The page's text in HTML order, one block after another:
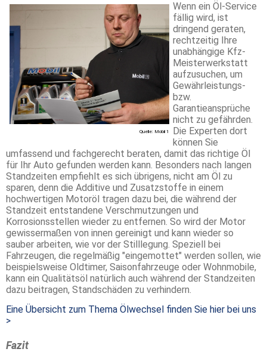
Quelle: Mobil 1
Wenn ein Öl-Service
fällig wird, ist
dringend geraten,
rechtzeitig Ihre
unabhängige Kfz-
Meisterwerkstatt
aufzusuchen, um
Gewährleistungs-
bzw.
Garantieansprüche
nicht zu gefährden.
Die Experten dort
können Sie
umfassend und fachgerecht beraten, damit das richtige Öl
für Ihr Auto gefunden werden kann. Besonders nach langen
Standzeiten empfiehlt es sich übrigens, nicht am Öl zu
sparen, denn die Additive und Zusatzstoffe in einem
hochwertigen Motoröl tragen dazu bei, die während der
Standzeit entstandene Verschmutzungen und
Korrosionsstellen wieder zu entfernen. So wird der Motor
gewissermaßen von innen gereinigt und kann wieder so
sauber arbeiten, wie vor der Stilllegung. Speziell bei
Fahrzeugen, die regelmäßig "eingemottet" werden sollen, wie
beispielsweise Oldtimer, Saisonfahrzeuge oder Wohnmobile,
kann ein Qualitätsöl natürlich auch während der Standzeiten
dazu beitragen, Standschäden zu verhindern.
Eine Übersicht zum Thema Ölwechsel finden Sie hier bei uns
>
Fazit